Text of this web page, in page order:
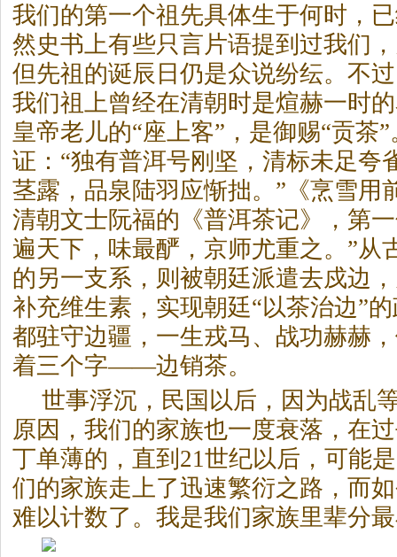
我们的第一个祖先具体生于何时，
然史书上有些只言片语提到过我们
但先祖的诞辰日仍是众说纷纭。不
我们祖上曾经在清朝时是煊赫一时
皇帝老儿的“座上客”，是御赐“贡茶
证：“独有普洱号刚坚，清标未足夸
茎露，品泉陆羽应惭拙。”《烹雪用
清朝文士阮福的《普洱茶记》，第
遍天下，味最酽，京师尤重之。”从
的另一支系，则被朝廷派遣去戍边
补充维生素，实现朝廷“以茶治边”
都驻守边疆，一生戎马、战功赫赫
着三个字——边销茶。
世事浮沉，民国以后，因为战乱
原因，我们的家族也一度衰落，在
丁单薄的，直到21世纪以后，可能
们的家族走上了迅速繁衍之路，而
难以计数了。我是我们家族里辈分